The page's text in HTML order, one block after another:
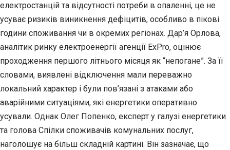
електростанцій та відсутності потреби в опаленні, це не
усуває ризиків виникнення дефіцитів, особливо в пікові
години споживання чи в окремих регіонах. Дар’я Орлова,
аналітик ринку електроенергії агенції ExPro, оцінює
проходження першого літнього місяця як “непогане”. За її
словами, виявлені відключення мали переважно
локальний характер і були пов’язані з атаками або
аварійними ситуаціями, які енергетики оперативно
усували. Однак Олег Попенко, експерт у галузі енергетики
та голова Спілки споживачів комунальних послуг,
наголошує на більш складній картині. Він зазначає, що